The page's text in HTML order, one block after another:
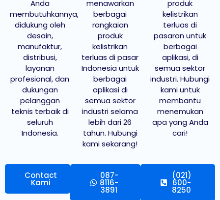
Anda
membutuhkannya,
didukung oleh
desain,
manufaktur,
distribusi,
layanan
profesional, dan
dukungan
pelanggan
teknis terbaik di
seluruh
Indonesia.
menawarkan
berbagai
rangkaian
produk
kelistrikan
terluas di pasar
Indonesia untuk
berbagai
aplikasi di
semua sektor
industri selama
lebih dari 26
tahun. Hubungi
kami sekarang!
produk
kelistrikan
terluas di
pasaran untuk
berbagai
aplikasi, di
semua sektor
industri. Hubungi
kami untuk
membantu
menemukan
apa yang Anda
cari!
Contact
Kami
087-
8116-
3891
(021)
600-
8250